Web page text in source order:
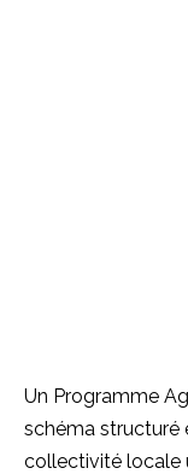
Un Programme
schéma structuré
collectivité locale